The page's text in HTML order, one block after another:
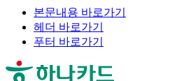
본문내용 바로가기
헤더 바로가기
푸터 바로가기